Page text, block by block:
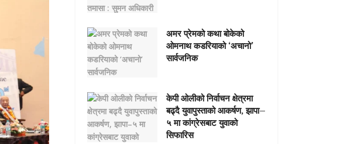
अमर प्रेमको कथा बोकेको
ओमनाथ कडरियाको ‘अचानो’
सार्वजनिक
केपी ओलीको निर्वाचन क्षेत्रमा
बढ्दै युवापुस्ताको आकर्षण, झापा–
५ मा कांग्रेसबाट युवाको
सिफारिस